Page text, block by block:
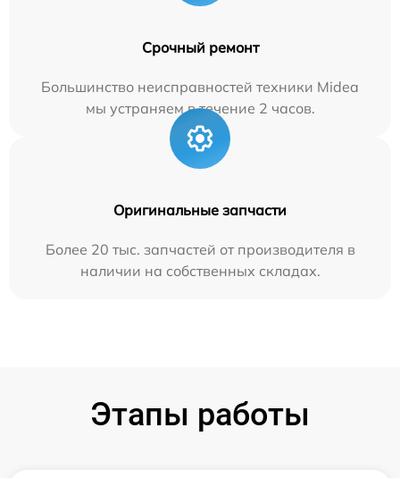
Срочный ремонт
Большинство неисправностей техники Midea
мы устраняем в течение 2 часов.
Оригинальные запчасти
Более 20 тыс. запчастей от производителя в
наличии на собственных складах.
Этапы работы